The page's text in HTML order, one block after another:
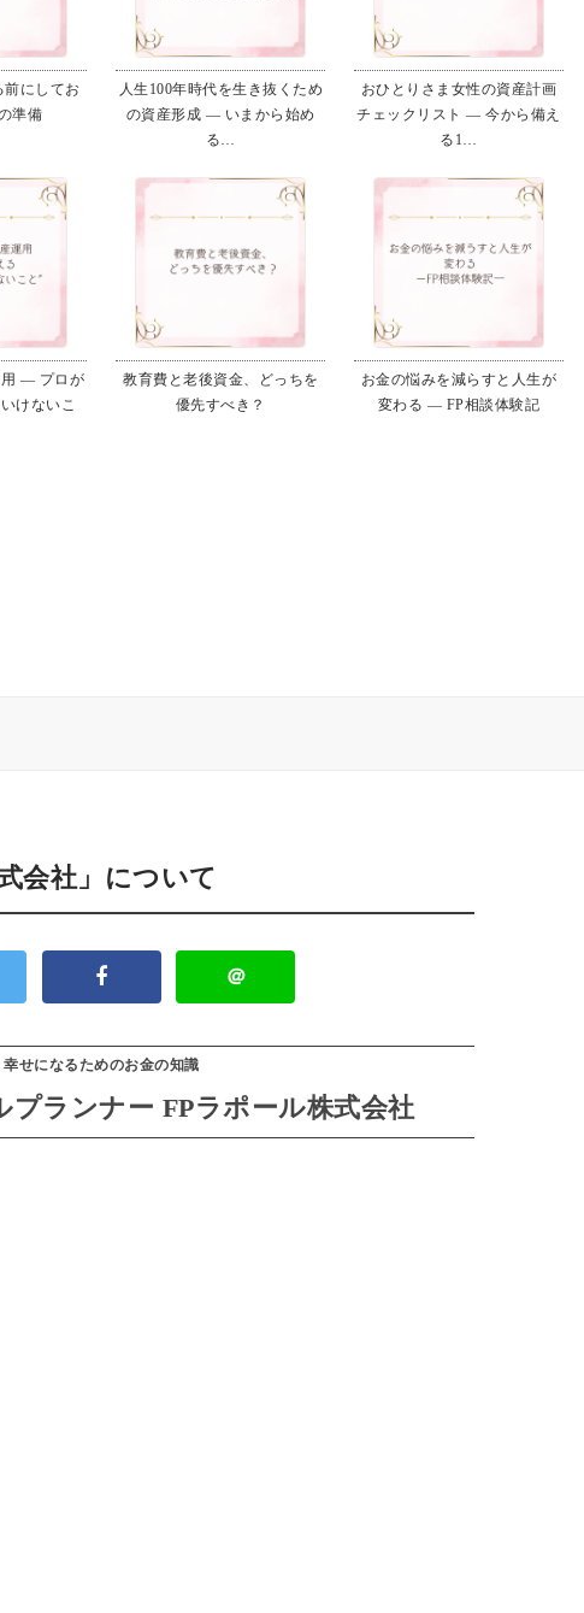
にしてお
準備
人生100年時代を生き抜くため
の資産形成 ― いまから始め
る…
おひとりさま女性の資産計画
チェックリスト ― 今から備え
る1…
用 ― プロが
けないこ
教育費と老後資金、どっちを
優先すべき？
お金の悩みを減らすと人生が
変わる ― FP相談体験記
会社」について
＠
幸せになるためのお金の知識
プランナー FPラポール株式会社